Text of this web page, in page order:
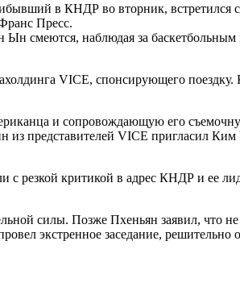
в КНДР во вторник, встретился
Пресс.
смеются, наблюдая за
VICE, спонсирующего поездку.
и сопровождающую его
из представителей VICE пригласил
резкой критикой в адрес КНДР и ее
силы. Позже Пхеньян заявил, что не
экстренное заседание, решительно